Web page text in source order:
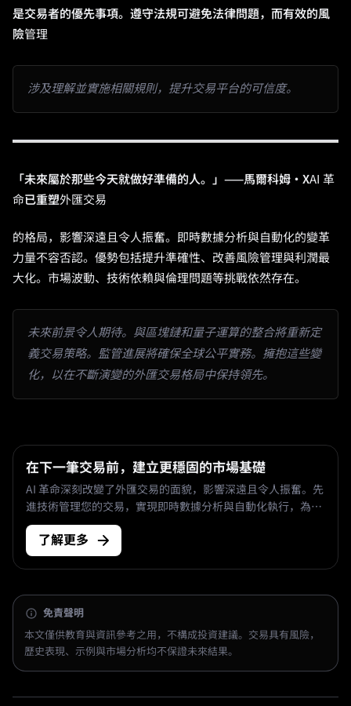
是交易者的優先事項。遵守法規可避免法律問題，而有效的風
險管理
涉及理解並實施相關規則，提升交易平台的可信度。
「未來屬於那些今天就做好準備的人。」——馬爾科姆·XAI 革
命已重塑外匯交易
的格局，影響深遠且令人振奮。即時數據分析與自動化的變革
力量不容否認。優勢包括提升準確性、改善風險管理與利潤最
大化。市場波動、技術依賴與倫理問題等挑戰依然存在。
未來前景令人期待。與區塊鏈和量子運算的整合將重新定
義交易策略。監管進展將確保全球公平實務。擁抱這些變
化，以在不斷演變的外匯交易格局中保持領先。
在下一筆交易前，建立更穩固的市場基礎
AI 革命深刻改變了外匯交易的面貌，影響深遠且令人振奮。先
進技術管理您的交易，實現即時數據分析與自動化執行，為交
易者提供無與倫比的速度與效率。
了解更多
免責聲明
本文僅供教育與資訊參考之用，不構成投資建議。交易具有風險，
歷史表現、示例與市場分析均不保證未來結果。